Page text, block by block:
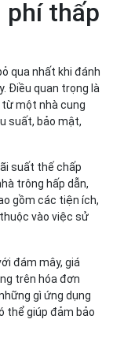
thấp
qua nhất khi đánh
Điều quan trọng là
từ một nhà cung
suất, bảo mật,
suất thế chấp
trông hấp dẫn,
gồm các tiện ích,
vào việc sử
đám mây, giá
trên hóa đơn
gì ứng dụng
thể giúp đảm bảo